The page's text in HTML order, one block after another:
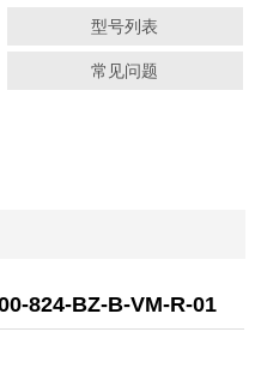
型号列表
常见问题
824-BZ-B-VM-R-01